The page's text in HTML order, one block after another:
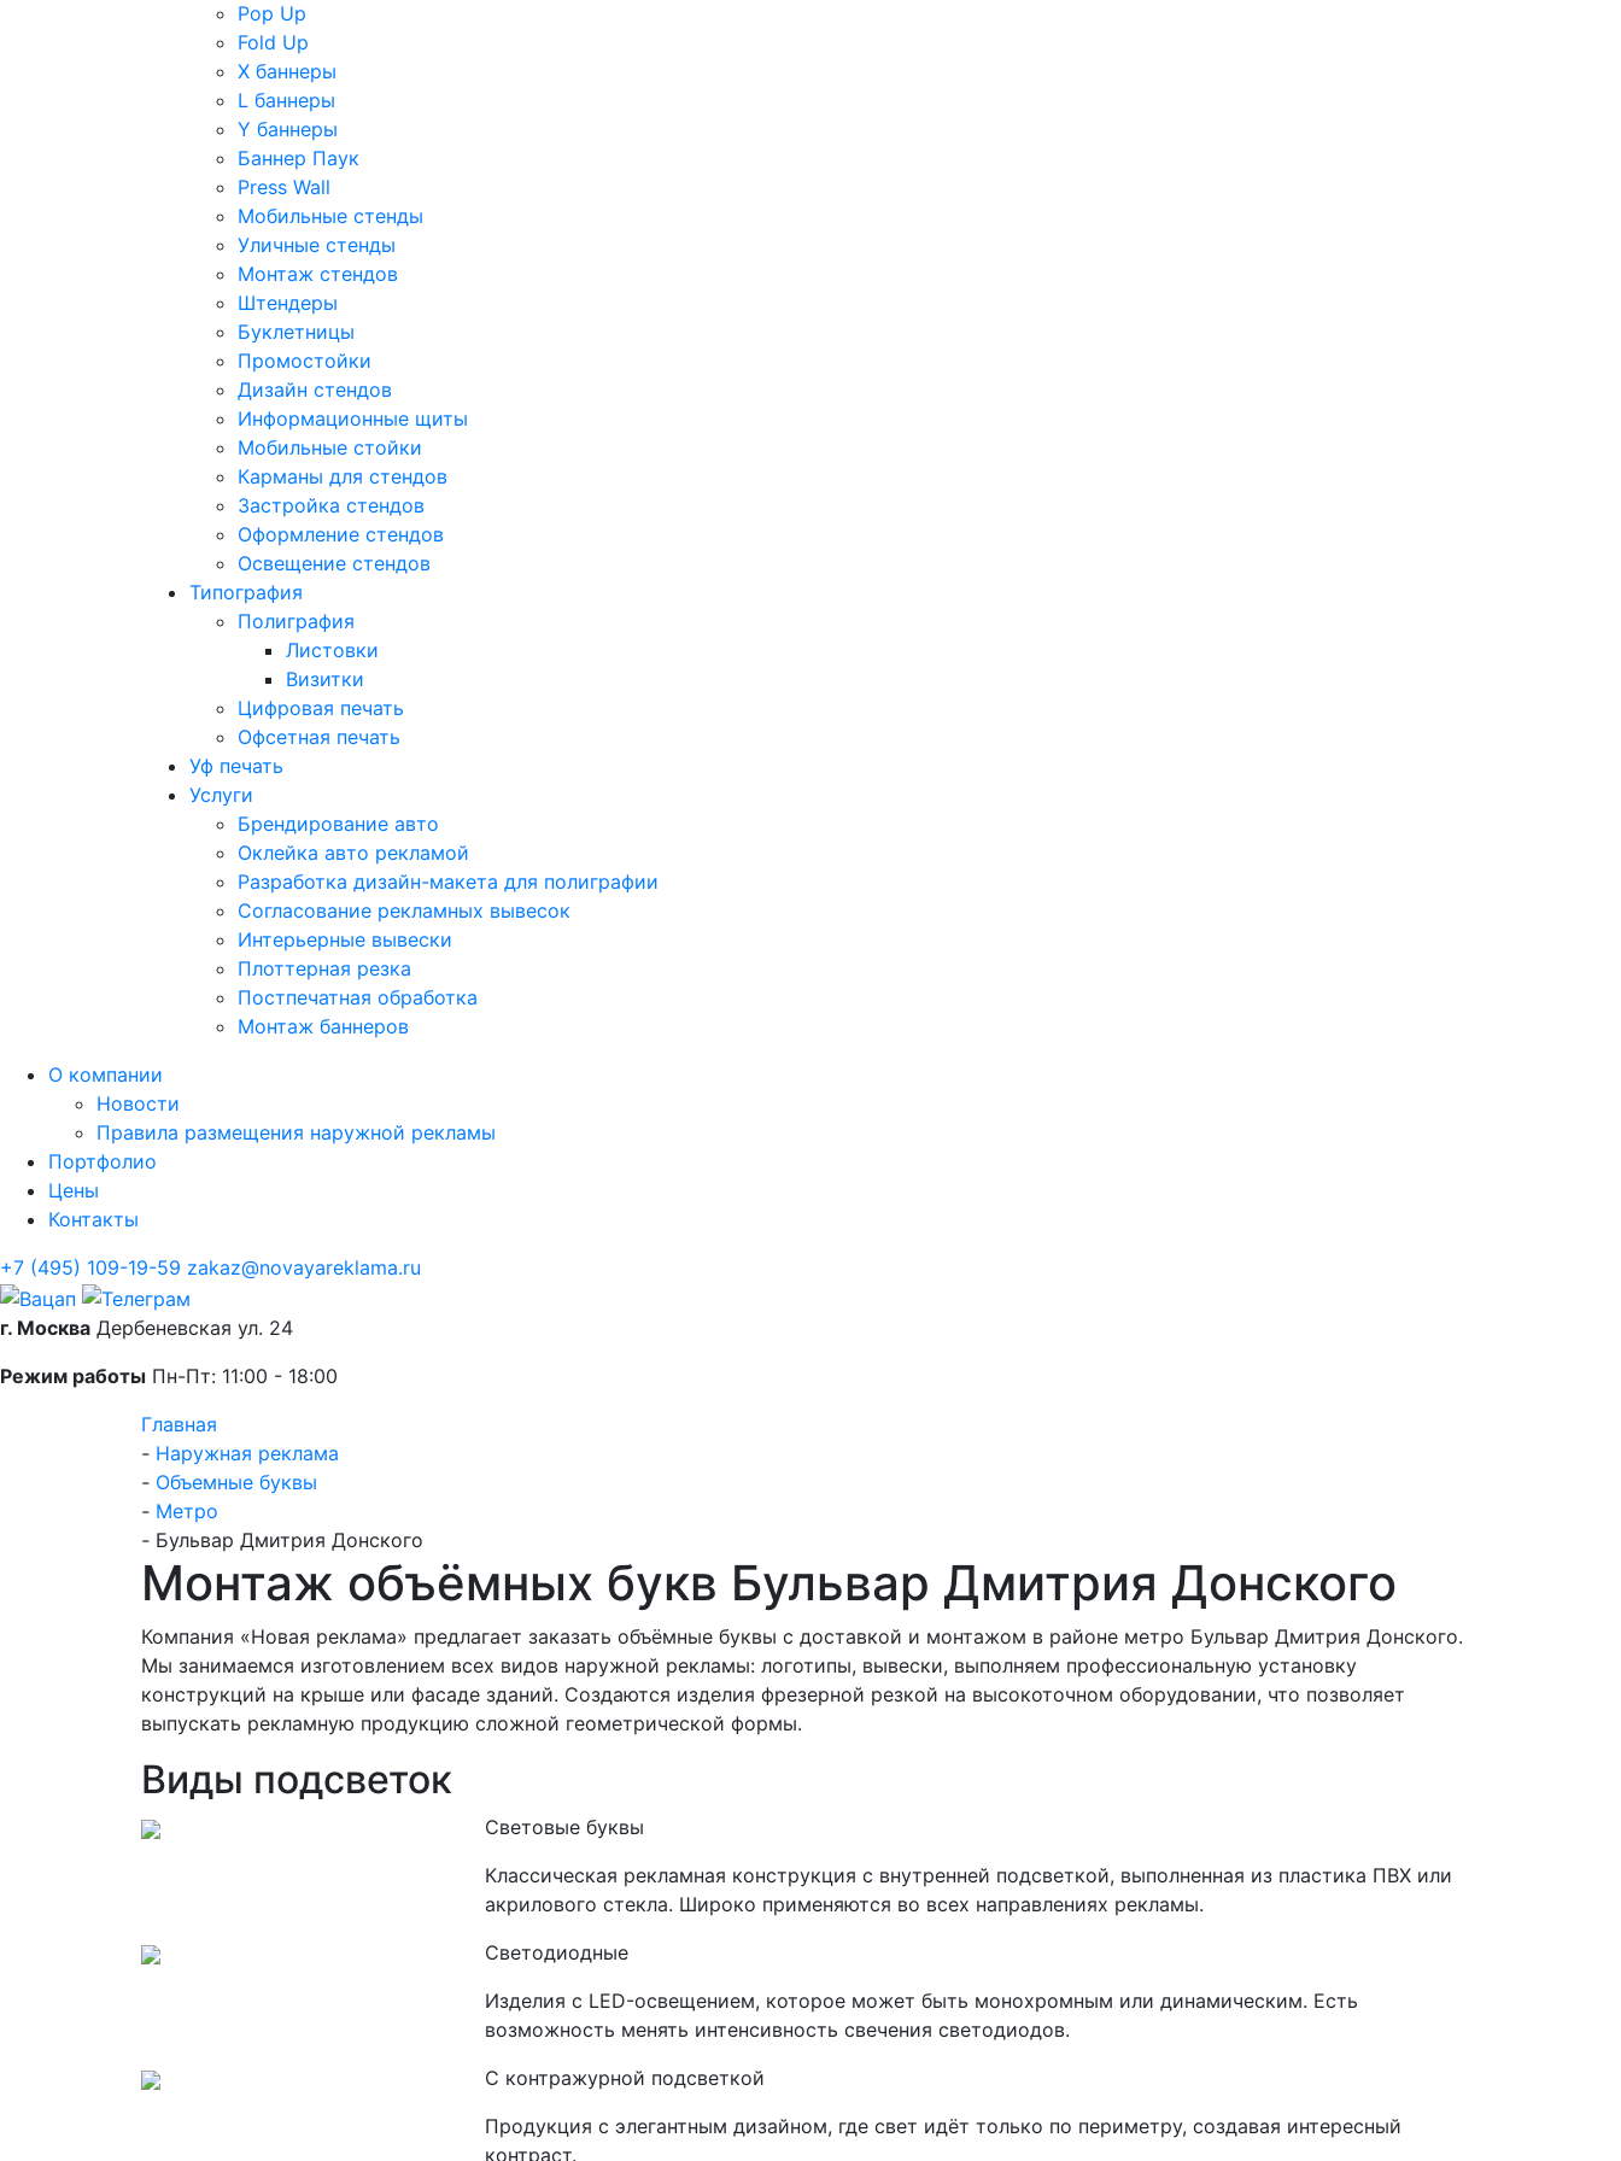
Pop Up
Fold Up
Х баннеры
L баннеры
Y баннеры
Баннер Паук
Press Wall
Мобильные стенды
Уличные стенды
Монтаж стендов
Штендеры
Буклетницы
Промостойки
Дизайн стендов
Информационные щиты
Мобильные стойки
Карманы для стендов
Застройка стендов
Оформление стендов
Освещение стендов
Типография
Полиграфия
Листовки
Визитки
Цифровая печать
Офсетная печать
Уф печать
Услуги
Брендирование авто
Оклейка авто рекламой
Разработка дизайн-макета для полиграфии
Согласование рекламных вывесок
Интерьерные вывески
Плоттерная резка
Постпечатная обработка
Монтаж баннеров
О компании
Новости
Правила размещения наружной рекламы
Портфолио
Цены
Контакты
+7 (495) 109-19-59 zakaz@novayareklama.ru
г. Москва Дербеневская ул. 24
Режим работы Пн-Пт: 11:00 - 18:00
Главная
- Наружная реклама
- Объемные буквы
- Метро
- Бульвар Дмитрия Донского
Монтаж объёмных букв Бульвар Дмитрия Донского
Компания «Новая реклама» предлагает заказать объёмные буквы с доставкой и монтажом в районе метро Бульвар Дмитрия Донского.
Мы занимаемся изготовлением всех видов наружной рекламы: логотипы, вывески, выполняем профессиональную установку
конструкций на крыше или фасаде зданий. Создаются изделия фрезерной резкой на высокоточном оборудовании, что позволяет
выпускать рекламную продукцию сложной геометрической формы.
Виды подсветок
Световые буквы
Классическая рекламная конструкция с внутренней подсветкой, выполненная из пластика ПВХ или
акрилового стекла. Широко применяются во всех направлениях рекламы.
Светодиодные
Изделия с LED-освещением, которое может быть монохромным или динамическим. Есть
возможность менять интенсивность свечения светодиодов.
С контражурной подсветкой
Продукция с элегантным дизайном, где свет идёт только по периметру, создавая интересный
контраст.